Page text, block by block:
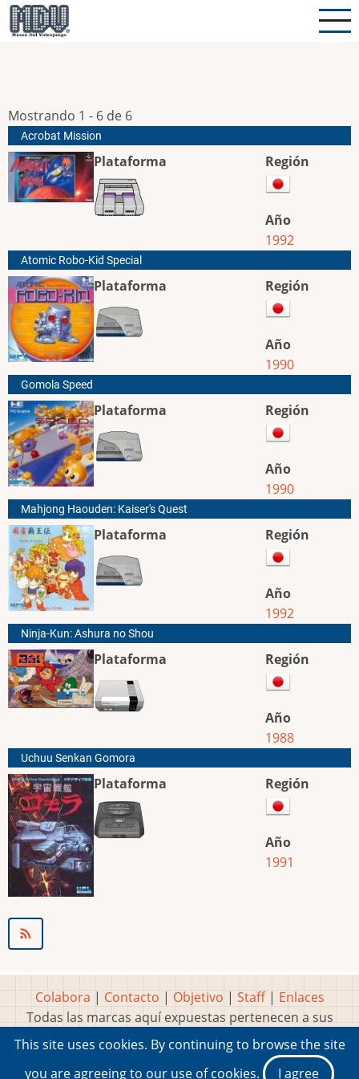
Pasar
al
Mostrando 1 - 6 de 6
Acrobat Mission
Plataforma Región
Año
1992
Atomic Robo-Kid Special
Plataforma Región
Año
1990
Gomola Speed
Plataforma Región
Año
1990
Mahjong Haouden: Kaiser's Quest
Plataforma Región
Año
1992
Ninja-Kun: Ashura no Shou
Plataforma Región
Año
1988
Uchuu Senkan Gomora
Plataforma Región
Año
1991
Colabora | Contacto | Objetivo | Staff| Enlaces
Todas las marcas aquí expuestas pertenecen a sus
respectivos y legítimos dueños
Idea, página, contenidos y diseños creados porMarty
This site uses cookies. By continuing to browse the site
you are agreeing to our use of cookies.
I agree